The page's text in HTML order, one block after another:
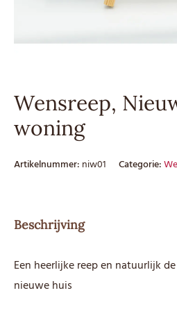
Wensreep,
woning
Artikelnummer: niw01 Categorie:
Beschrijving
Een heerlijke reep en natuurlijk
nieuwe huis